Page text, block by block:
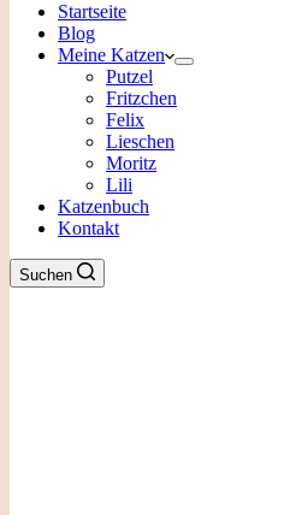
Startseite
Blog
Meine Katzen
Putzel
Fritzchen
Felix
Lieschen
Moritz
Lili
Katzenbuch
Kontakt
Suchen